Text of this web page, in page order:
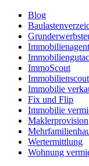
Blog
ImmoScout
Immobilienscout
Immobilie
Fix und Flip
Immobilie
Maklerprovision
Wertermittlung
Wohnung